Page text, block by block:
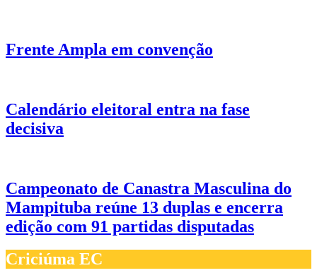
Frente Ampla em convenção
Calendário eleitoral entra na fase
decisiva
Campeonato de Canastra Masculina do
Mampituba reúne 13 duplas e encerra
edição com 91 partidas disputadas
Criciúma EC